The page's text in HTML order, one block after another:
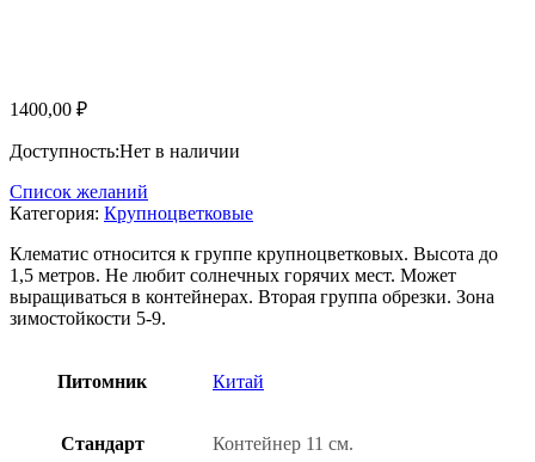
1400,00 ₽
Доступность:Нет в наличии
Список желаний
Категория: Крупноцветковые
Клематис относится к группе крупноцветковых. Высота до
1,5 метров. Не любит солнечных горячих мест. Может
выращиваться в контейнерах. Вторая группа обрезки. Зона
зимостойкости 5-9.
Питомник Китай
Стандарт Контейнер 11 см.